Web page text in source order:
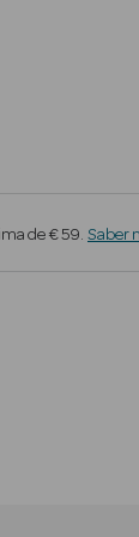
de € 59. Saber